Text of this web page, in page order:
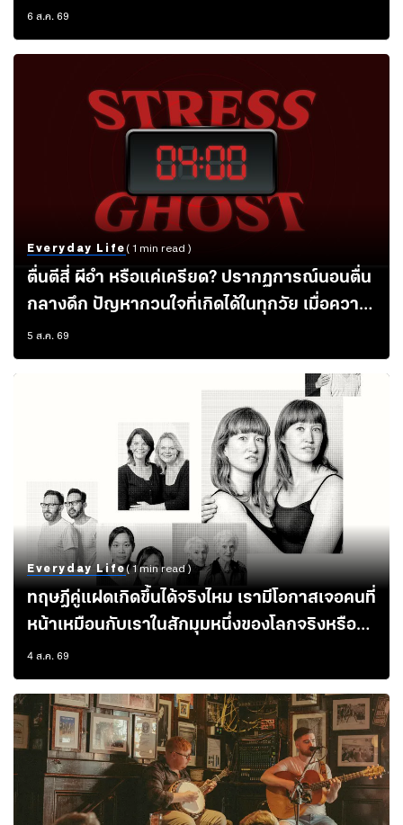
บ้าน
6 ส.ค. 69
Everyday Life ( 1 min read )
ตื่นตีสี่ ผีอำ หรือแค่เครียด? ปรากฏการณ์นอนตื่น
กลางดึก ปัญหากวนใจที่เกิดได้ในทุกวัย เมื่อความ
คิดคาใจไหลรวมกันในคืนเดียว
5 ส.ค. 69
Everyday Life( 1 min read )
ทฤษฎีคู่แฝดเกิดขึ้นได้จริงไหม เรามีโอกาสเจอคนที่
หน้าเหมือนกับเราในสักมุมหนึ่งของโลกจริงหรือ
เปล่า
4 ส.ค. 69